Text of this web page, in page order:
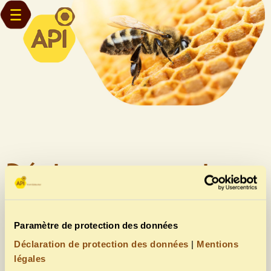
Paramètre de protection des données
Déclaration de protection des données | Mentions
légales
Déclarez vos ruches
entre le 1 septembre
et le 31 décembre !
Déclarer le nombre de ruches que l’on possède, c’est une